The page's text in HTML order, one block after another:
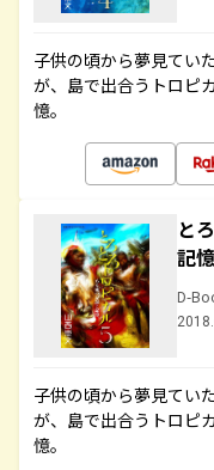
子供の頃から夢見てい
が、島で出合うトロピ
憶。
と
記
D-
子供の頃から夢見てい
が、島で出合うトロピ
憶。